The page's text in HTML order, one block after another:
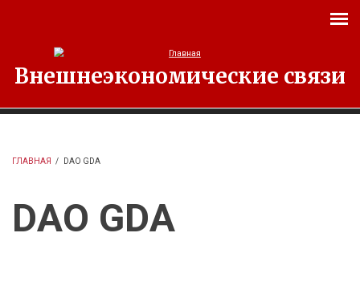
Внешнеэкономические связи
ГЛАВНАЯ / DAO GDA
DAO GDA